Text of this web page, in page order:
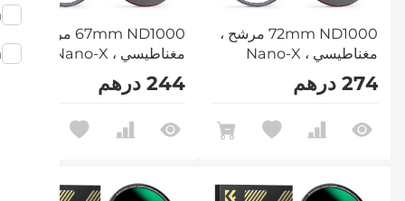
72mm ND1000 مرشح ،
مغناطيسي ، Nano-X
274 درهم
67mm ND1000 مرشح ،
مغناطيسي ، Nano-X
244 درهم